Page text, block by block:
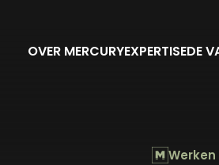
OVER MERCURYEXPERTISEDE
Werken